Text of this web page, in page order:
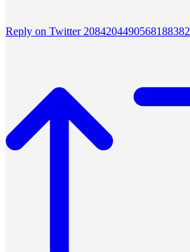
Reply on Twitter 2084204490568188382